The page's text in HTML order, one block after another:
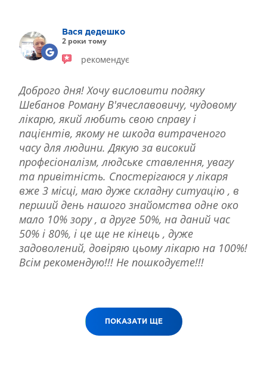
Вася дедешко
2 роки тому
рекомендує
Доброго дня! Хочу висловити подяку
Шебанов Роману В'ячеславовичу, чудовому
лікарю, який любить свою справу і
пацієнтів, якому не шкода витраченого
часу для людини. Дякую за високий
професіоналізм, людське ставлення, увагу
та привітність. Спостерігаюся у лікаря
вже 3 місці, маю дуже складну ситуацію , в
перший день нашого знайомства одне око
мало 10% зору , а друге 50%, на даний час
50% і 80%, і це ще не кінець , дуже
задоволений, довіряю цьому лікарю на 100%!
Всім рекомендую!!! Не пошкодуєте!!!
ПОКАЗАТИ ЩЕ